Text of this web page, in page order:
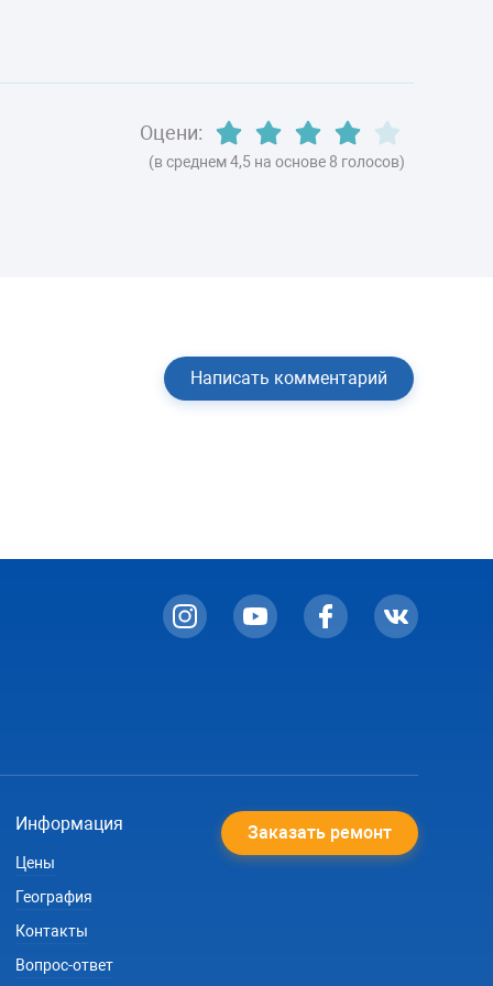
Оцени:
(в среднем 4,5 на основе 8 голосов)
Написать комментарий
Информация
Цены
География
Контакты
Вопрос-ответ
Заказать ремонт